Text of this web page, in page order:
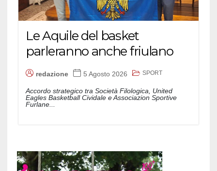
Le Aquile del basket
parleranno anche friulano
redazione 5 Agosto 2026 SPORT
Accordo strategico tra Società Filologica, United
Eagles Basketball Cividale e Associazion Sportive
Furlane...